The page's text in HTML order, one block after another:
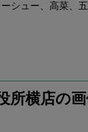
シュー、高菜、
所横店の